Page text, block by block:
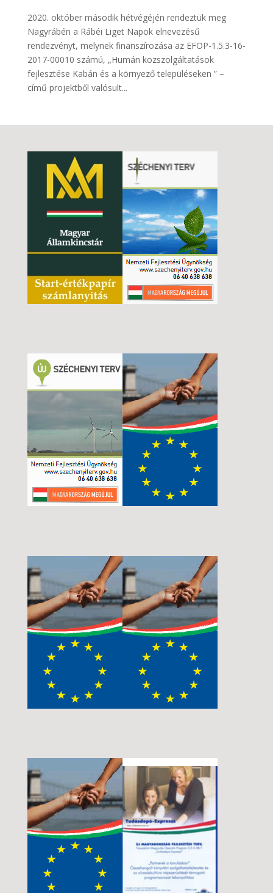
2020. október második hétvégéjén rendeztük meg
Nagyrábén a Rábéi Liget Napok elnevezésű
rendezvényt, melynek finanszírozása az EFOP-1.5.3-16-
2017-00010 számú, „Humán közszolgáltatások
fejlesztése Kabán és a környező településeken ” –
című projektből valósult...